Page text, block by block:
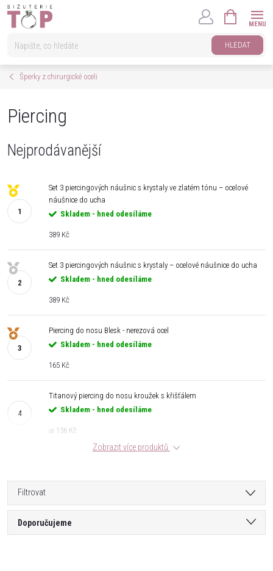
Přejít
HLEDAT
KOŠÍK
Šperky z chirurgické oceli
Piercing
Nejprodávanější
Set 3 piercingových náušnic s krystaly ve zlatém tónu – ocelové
náušnice do ucha
Skladem - hned odesíláme
389 Kč
Set 3 piercingových náušnic s krystaly – ocelové náušnice do ucha
Skladem - hned odesíláme
389 Kč
Piercing do nosu Blesk - nerezová ocel
Skladem - hned odesíláme
165 Kč
Titanový piercing do nosu kroužek s křišťálem
Skladem - hned odesíláme
od 136 Kč
Zobrazit více produktů
Filtrovat
ŘDoporučujeme